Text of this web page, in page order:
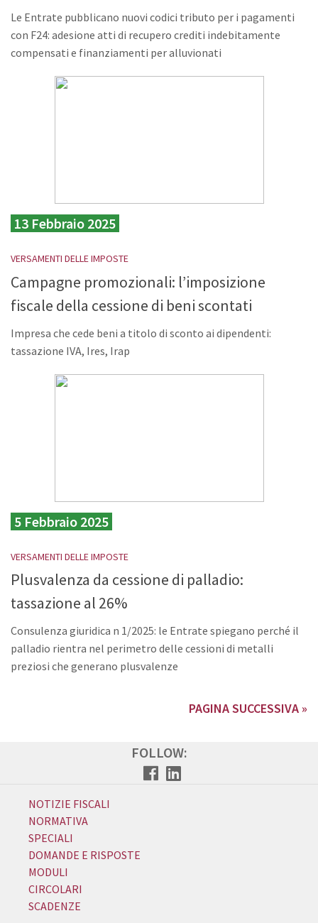
Le Entrate pubblicano nuovi codici tributo per i pagamenti
con F24: adesione atti di recupero crediti indebitamente
compensati e finanziamenti per alluvionati
13 Febbraio 2025
VERSAMENTI DELLE IMPOSTE
Campagne promozionali: l’imposizione
fiscale della cessione di beni scontati
Impresa che cede beni a titolo di sconto ai dipendenti:
tassazione IVA, Ires, Irap
5 Febbraio 2025
VERSAMENTI DELLE IMPOSTE
Plusvalenza da cessione di palladio:
tassazione al 26%
Consulenza giuridica n 1/2025: le Entrate spiegano perché il
palladio rientra nel perimetro delle cessioni di metalli
preziosi che generano plusvalenze
PAGINA SUCCESSIVA »
FOLLOW:
NOTIZIE FISCALI
NORMATIVA
SPECIALI
DOMANDE E RISPOSTE
MODULI
CIRCOLARI
SCADENZE